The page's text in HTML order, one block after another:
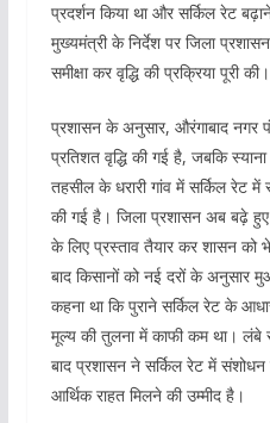
प्रदर्शन किया था और सर्किल रेट
मुख्यमंत्री के निर्देश पर जिला
समीक्षा कर वृद्धि की प्रक्रिया पूरी की।
प्रशासन के अनुसार, औरंगाबाद नगर
प्रतिशत वृद्धि की गई है, जबकि
तहसील के धरारी गांव में सर्किल रेट में
की गई है। जिला प्रशासन अब बढ़े
के लिए प्रस्ताव तैयार कर शासन को
बाद किसानों को नई दरों के अनुसार
कहना था कि पुराने सर्किल रेट के
मूल्य की तुलना में काफी कम था।
बाद प्रशासन ने सर्किल रेट में संशोधन
आर्थिक राहत मिलने की उम्मीद है।